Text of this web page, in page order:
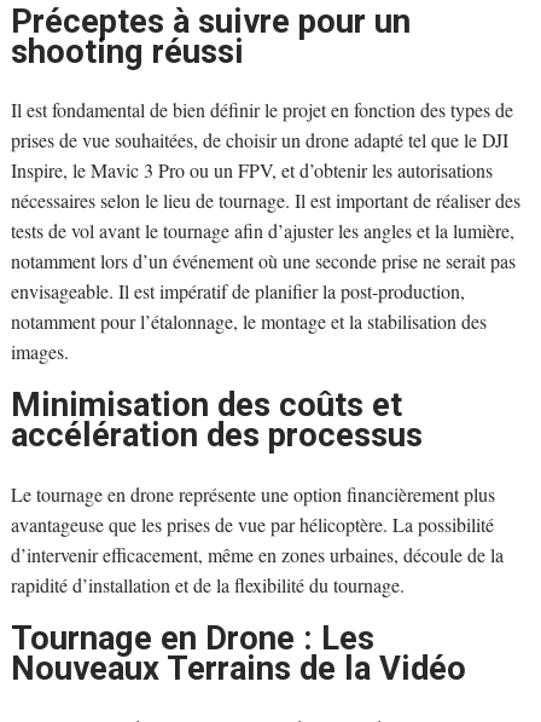
Préceptes à suivre pour un
shooting réussi
Il est fondamental de bien définir le projet en fonction des types de
prises de vue souhaitées, de choisir un drone adapté tel que le DJI
Inspire, le Mavic 3 Pro ou un FPV, et d’obtenir les autorisations
nécessaires selon le lieu de tournage. Il est important de réaliser des
tests de vol avant le tournage afin d’ajuster les angles et la lumière,
notamment lors d’un événement où une seconde prise ne serait pas
envisageable. Il est impératif de planifier la post-production,
notamment pour l’étalonnage, le montage et la stabilisation des
images.
Minimisation des coûts et
accélération des processus
Le tournage en drone représente une option financièrement plus
avantageuse que les prises de vue par hélicoptère. La possibilité
d’intervenir efficacement, même en zones urbaines, découle de la
rapidité d’installation et de la flexibilité du tournage.
Tournage en Drone : Les
Nouveaux Terrains de la Vidéo